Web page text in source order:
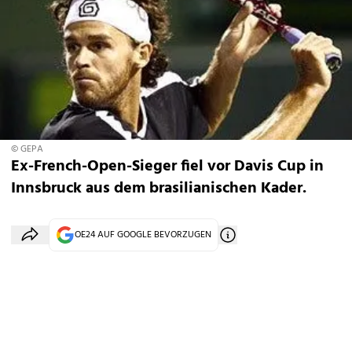
© GEPA
Ex-French-Open-Sieger fiel vor Davis Cup in
Innsbruck aus dem brasilianischen Kader.
OE24 AUF GOOGLE BEVORZUGEN